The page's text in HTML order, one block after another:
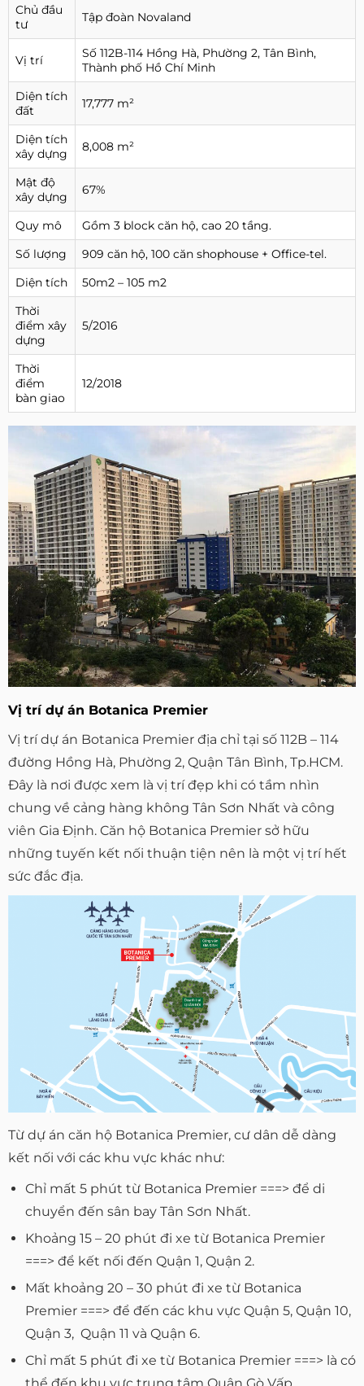
Chủ đầu
tư
Tập đoàn Novaland
Vị trí
Số 112B-114 Hồng Hà, Phường 2, Tân Bình,
Thành phố Hồ Chí Minh
Diện tích
đất
17,777 m²
Diện tích
xây dựng
8,008 m²
Mật độ
xây dựng
67%
Quy mô
Gồm 3 block căn hộ, cao 20 tầng.
Số lượng
909 căn hộ, 100 căn shophouse + Office-tel.
Diện tích
50m2 – 105 m2
Thời
điểm xây
dựng
5/2016
Thời
điểm
bàn giao
12/2018
Vị trí dự án Botanica Premier
Vị trí dự án Botanica Premier địa chỉ tại số 112B – 114
đường Hồng Hà, Phường 2, Quận Tân Bình, Tp.HCM.
Đây là nơi được xem là vị trí đẹp khi có tầm nhìn
chung về cảng hàng không Tân Sơn Nhất và công
viên Gia Định. Căn hộ Botanica Premier sở hữu
những tuyến kết nối thuận tiện nên là một vị trí hết
sức đắc địa.
Từ dự án căn hộ Botanica Premier, cư dân dễ dàng
kết nối với các khu vực khác như:
Chỉ mất 5 phút từ Botanica Premier ===> để di
chuyển đến sân bay Tân Sơn Nhất.
Khoảng 15 – 20 phút đi xe từ Botanica Premier
===> để kết nối đến Quận 1, Quận 2.
Mất khoảng 20 – 30 phút đi xe từ Botanica
Premier ===> để đến các khu vực Quận 5, Quận 10,
Quận 3, Quận 11 và Quận 6.
Chỉ mất 5 phút đi xe từ Botanica Premier ===> là có